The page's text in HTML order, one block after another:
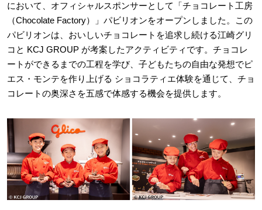
において、オフィシャルスポンサーとして「チョコレート工房
（Chocolate Factory）」パビリオンをオープンしました。この
パビリオンは、おいしいチョコレートを追求し続ける江崎グリ
コと KCJ GROUP が考案したアクティビティです。チョコレ
ートができるまでの工程を学び、子どもたちの自由な発想でピ
エス・モンテを作り上げる ショコラティエ体験を通じて、チョ
コレートの奥深さを五感で体感する機会を提供します。